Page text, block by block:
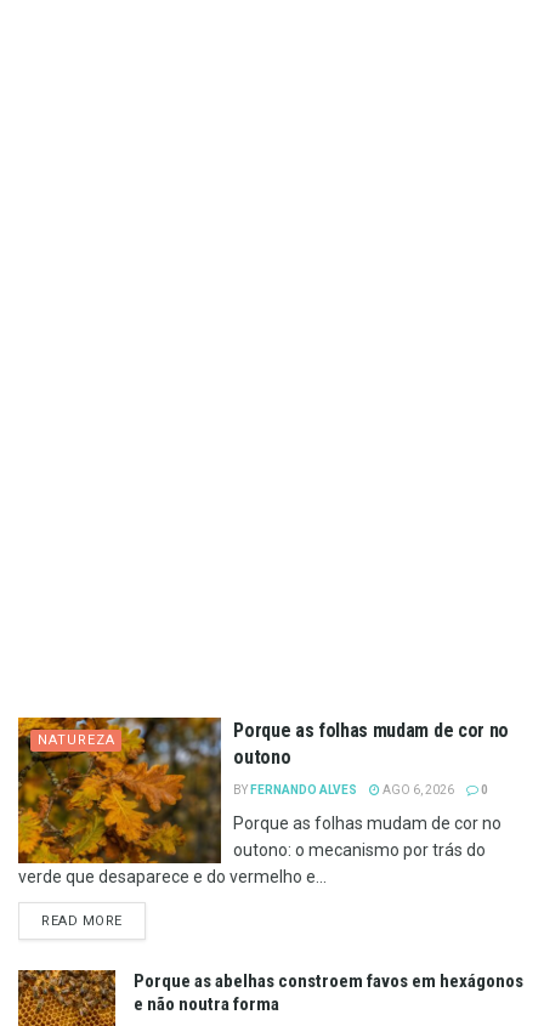
NATUREZA
Porque as folhas mudam de cor no
outono
BY FERNANDO ALVES AGO 6, 2026 0
Porque as folhas mudam de cor no
outono: o mecanismo por trás do
verde que desaparece e do vermelho e...
READ MOREDETAILS
Porque as abelhas constroem favos em hexágonos
e não noutra forma